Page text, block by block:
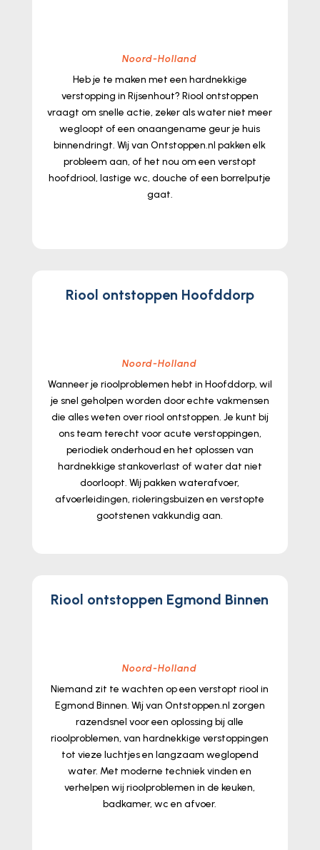
Noord-Holland
Heb je te maken met een hardnekkige
verstopping in Rijsenhout? Riool ontstoppen
vraagt om snelle actie, zeker als water niet meer
wegloopt of een onaangename geur je huis
binnendringt.​ Wij van Ontstoppen.​nl pakken elk
probleem aan, of het nou om een verstopt
hoofdriool, lastige wc, douche of een borrelputje
gaat.​
Riool ontstoppen Hoofddorp
Noord-Holland
Wanneer je rioolproblemen hebt in Hoofddorp, wil
je snel geholpen worden door echte vakmensen
die alles weten over riool ontstoppen.​ Je kunt bij
ons team terecht voor acute verstoppingen,
periodiek onderhoud en het oplossen van
hardnekkige stankoverlast of water dat niet
doorloopt.​ Wij pakken waterafvoer,
afvoerleidingen, rioleringsbuizen en verstopte
gootstenen vakkundig aan.​
Riool ontstoppen Egmond Binnen
Noord-Holland
Niemand zit te wachten op een verstopt riool in
Egmond Binnen.​ Wij van Ontstoppen.​nl zorgen
razendsnel voor een oplossing bij alle
rioolproblemen, van hardnekkige verstoppingen
tot vieze luchtjes en langzaam weglopend
water.​ Met moderne techniek vinden en
verhelpen wij rioolproblemen in de keuken,
badkamer, wc en afvoer.​